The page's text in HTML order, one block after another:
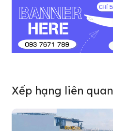
Xếp hạng liên quan